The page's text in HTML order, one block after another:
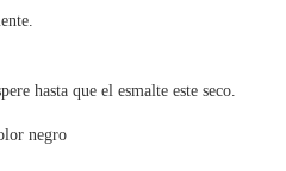
hasta que el esmalte este seco.